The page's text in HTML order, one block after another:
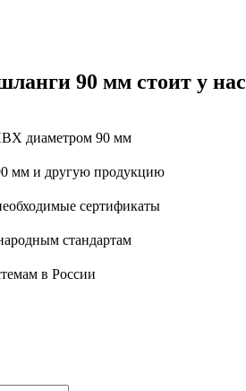
90 мм стоит у нас
диаметром 90 мм
мм и другую продукцию
сертификаты
стандартам
в России